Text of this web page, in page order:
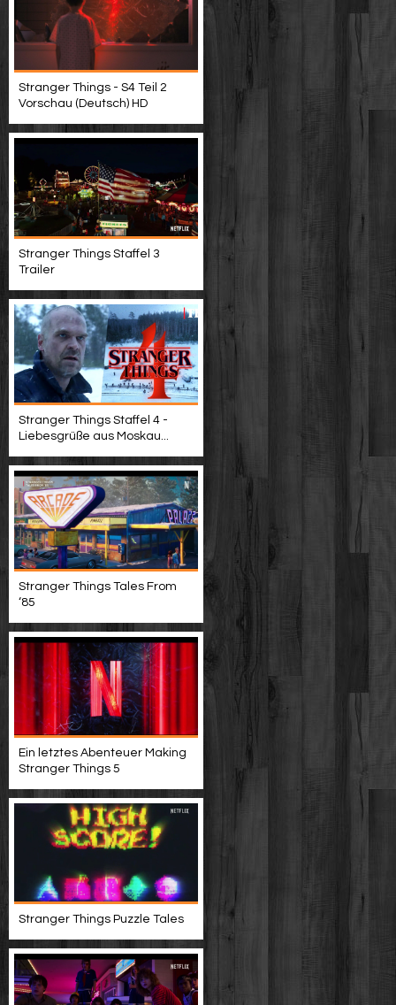
Stranger Things - S4 Teil 2
Vorschau (Deutsch) HD
Stranger Things Staffel 3
Trailer
Stranger Things Staffel 4 -
Liebesgrüße aus Moskau...
Stranger Things Tales From
‘85
Ein letztes Abenteuer Making
Stranger Things 5
Stranger Things Puzzle Tales